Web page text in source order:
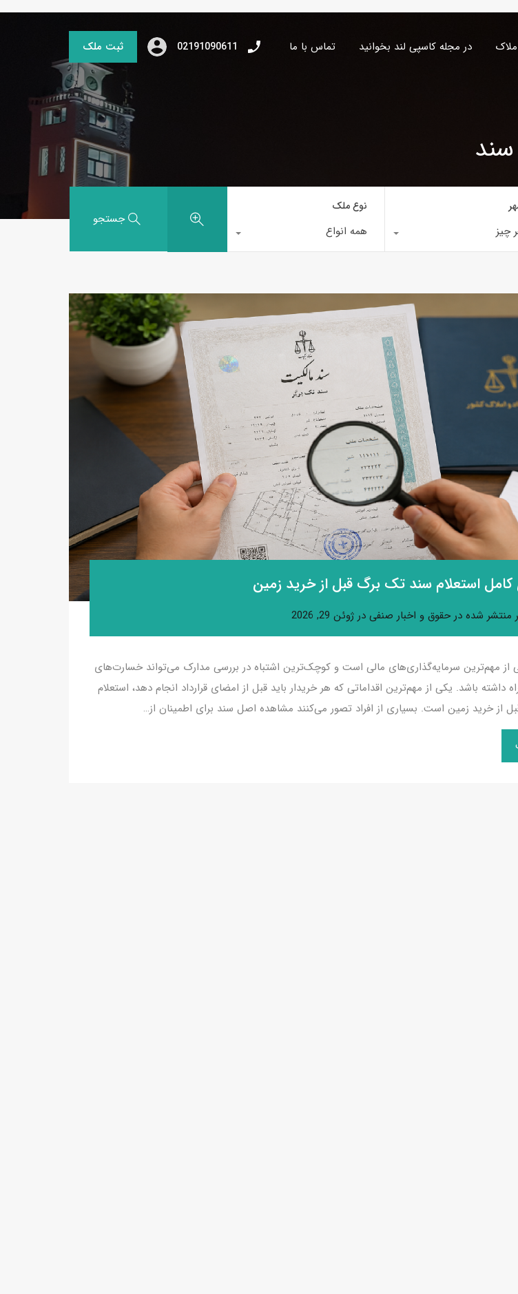
در مجله کاسپی لند بخوانید تماس با ما 02191090611 ثبت ملک
چیز
نوع ملک
همه انواع
جستجو
کامل استعلام سند تک برگ قبل از خرید زمین
منتشر شده درحقوق و اخبار صنفی درژوئن 29, 2026
از مهم‌ترین سرمایه‌گذاری‌های مالی است و کوچک‌ترین اشتباه در بررسی مدارک می‌تواند خسارت‌های
داشته باشد. یکی از مهم‌ترین اقداماتی که هر خریدار باید قبل از امضای قرارداد انجام دهد، استعلام
از خرید زمین است. بسیاری از افراد تصور می‌کنند مشاهده اصل سند برای اطمینان از…